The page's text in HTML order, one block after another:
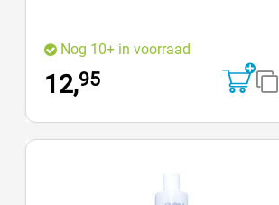
Nog 10+ in voorraad
12,95